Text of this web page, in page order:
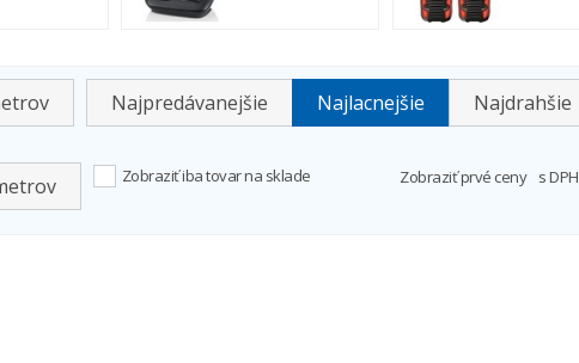
Najpredávanejšie Najlacnejšie Najdrahšie
Zobraziť iba tovar na sklade Zobraziť prvé ceny s DPH